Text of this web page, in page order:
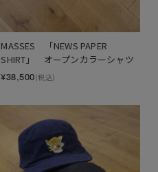
MASSES　「NEWS PAPER
SHIRT」　オープンカラーシャツ
¥38,500(税込)